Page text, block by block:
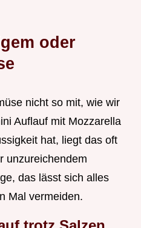
oder
nicht so mit, wie wir
Auflauf mit Mozzarella
hat, liegt das oft
unzureichendem
das lässt sich alles
Mal vermeiden.